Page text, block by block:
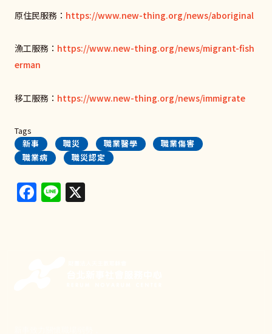
原住民服務： https://www.new-thing.org/news/aboriginal
漁工服務： https://www.new-thing.org/news/migrant-fish
erman
移工服務： https://www.new-thing.org/news/immigrate
Tags
新事
職災 職業醫學
職業傷害
職業病
職災認定
Facebook
Line